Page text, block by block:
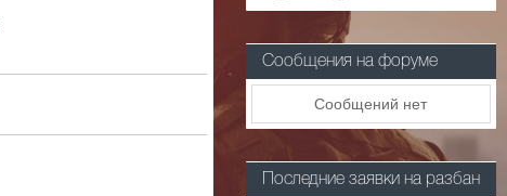
Сообщения на форуме
Сообщений нет
Последние заявки на разбан